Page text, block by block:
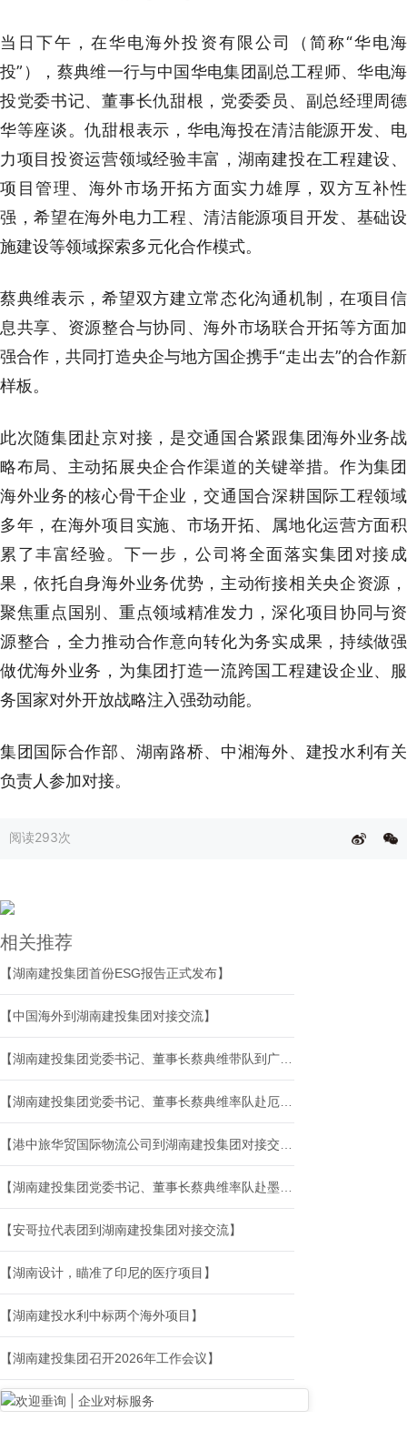
当日下午，在华电海外投资有限公司（简称“华电海
投”），蔡典维一行与中国华电集团副总工程师、华电海
投党委书记、董事长仇甜根，党委委员、副总经理周德
华等座谈。仇甜根表示，华电海投在清洁能源开发、电
力项目投资运营领域经验丰富，湖南建投在工程建设、
项目管理、海外市场开拓方面实力雄厚，双方互补性
强，希望在海外电力工程、清洁能源项目开发、基础设
施建设等领域探索多元化合作模式。
蔡典维表示，希望双方建立常态化沟通机制，在项目信
息共享、资源整合与协同、海外市场联合开拓等方面加
强合作，共同打造央企与地方国企携手“走出去”的合作新
样板。
此次随集团赴京对接，是交通国合紧跟集团海外业务战
略布局、主动拓展央企合作渠道的关键举措。作为集团
海外业务的核心骨干企业，交通国合深耕国际工程领域
多年，在海外项目实施、市场开拓、属地化运营方面积
累了丰富经验。下一步，公司将全面落实集团对接成
果，依托自身海外业务优势，主动衔接相关央企资源，
聚焦重点国别、重点领域精准发力，深化项目协同与资
源整合，全力推动合作意向转化为务实成果，持续做强
做优海外业务，为集团打造一流跨国工程建设企业、服
务国家对外开放战略注入强劲动能。
集团国际合作部、湖南路桥、中湘海外、建投水利有关
负责人参加对接。
阅读293次
相关推荐
【湖南建投集团首份ESG报告正式发布】
【中国海外到湖南建投集团对接交流】
【湖南建投集团党委书记、董事长蔡典维带队到广新集团对接交流】
【湖南建投集团党委书记、董事长蔡典维率队赴厄瓜多尔开展系列商务活动】
【港中旅华贸国际物流公司到湖南建投集团对接交流】
【湖南建投集团党委书记、董事长蔡典维率队赴墨西哥开展系列商务活动】
【安哥拉代表团到湖南建投集团对接交流】
【湖南设计，瞄准了印尼的医疗项目】
【湖南建投水利中标两个海外项目】
【湖南建投集团召开2026年工作会议】